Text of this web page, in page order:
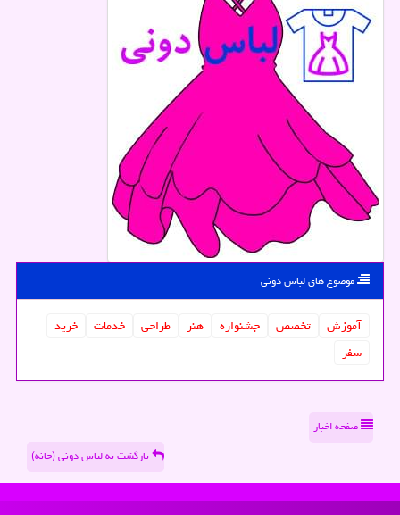
موضوع های لباس دونی
آموزش تخصص جشنواره هنر طراحی خدمات
خرید
سفر
صفحه اخبار
بازگشت به لباس دونی (خانه)